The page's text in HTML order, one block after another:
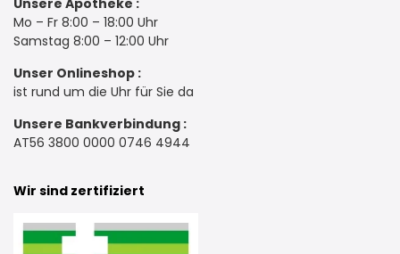
Mo – Fr 8:00 – 18:00 Uhr
Samstag 8:00 – 12:00 Uhr
Unser Onlineshop :
ist rund um die Uhr für Sie da
Unsere Bankverbindung :
AT56 3800 0000 0746 4944
Wir sind zertifiziert